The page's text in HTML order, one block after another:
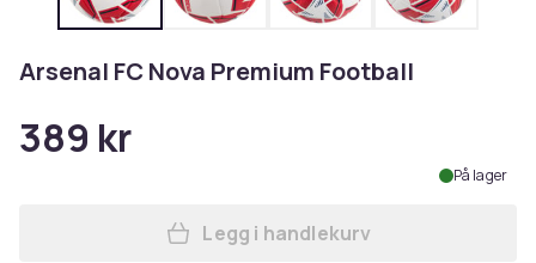
Arsenal FC Nova Premium Football
389 kr
På lager
Legg Arsenal FC Nova
Legg i handlekurv